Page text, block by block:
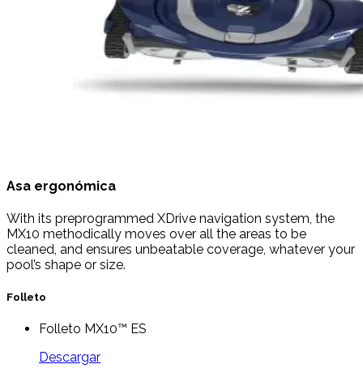
Asa ergonómica
With its preprogrammed XDrive navigation system, the
MX10 methodically moves over all the areas to be
cleaned, and ensures unbeatable coverage, whatever your
pool’s shape or size.
Folleto
Folleto MX10™ ES
Descargar